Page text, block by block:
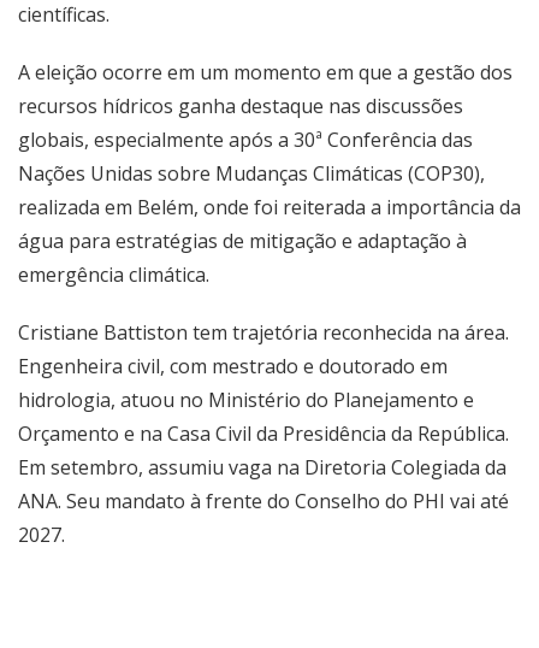
científicas.
A eleição ocorre em um momento em que a gestão dos
recursos hídricos ganha destaque nas discussões
globais, especialmente após a 30ª Conferência das
Nações Unidas sobre Mudanças Climáticas (COP30),
realizada em Belém, onde foi reiterada a importância da
água para estratégias de mitigação e adaptação à
emergência climática.
Cristiane Battiston tem trajetória reconhecida na área.
Engenheira civil, com mestrado e doutorado em
hidrologia, atuou no Ministério do Planejamento e
Orçamento e na Casa Civil da Presidência da República.
Em setembro, assumiu vaga na Diretoria Colegiada da
ANA. Seu mandato à frente do Conselho do PHI vai até
2027.